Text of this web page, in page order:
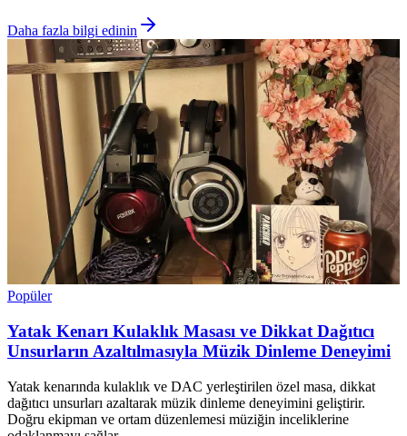
Daha fazla bilgi edinin
Popüler
Yatak Kenarı Kulaklık Masası ve Dikkat Dağıtıcı
Unsurların Azaltılmasıyla Müzik Dinleme Deneyimi
Yatak kenarında kulaklık ve DAC yerleştirilen özel masa, dikkat
dağıtıcı unsurları azaltarak müzik dinleme deneyimini geliştirir.
Doğru ekipman ve ortam düzenlemesi müziğin inceliklerine